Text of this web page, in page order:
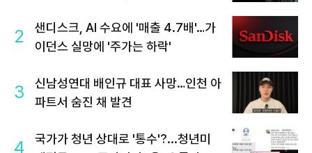
2
샌디스크, AI 수요에 '매출 4.7배'…가
이던스 실망에 '주가는 하락'
3
신남성연대 배인규 대표 사망…인천 아
파트서 숨진 채 발견
4
국가가 청년 상대로 '통수'?...청년미